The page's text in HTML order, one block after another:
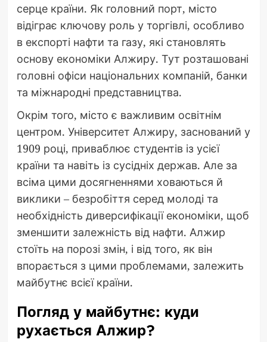
серце країни. Як головний порт, місто
відіграє ключову роль у торгівлі, особливо
в експорті нафти та газу, які становлять
основу економіки Алжиру. Тут розташовані
головні офіси національних компаній, банки
та міжнародні представництва.
Окрім того, місто є важливим освітнім
центром. Університет Алжиру, заснований у
1909 році, приваблює студентів із усієї
країни та навіть із сусідніх держав. Але за
всіма цими досягненнями ховаються й
виклики – безробіття серед молоді та
необхідність диверсифікації економіки, щоб
зменшити залежність від нафти. Алжир
стоїть на порозі змін, і від того, як він
впорається з цими проблемами, залежить
майбутнє всієї країни.
Погляд у майбутнє: куди
рухається Алжир?